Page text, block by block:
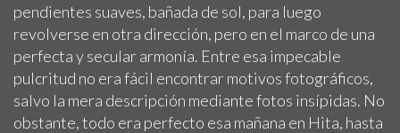
pendientes suaves, bañada de sol, para luego
revolverse en otra dirección, pero en el marco de una
perfecta y secular armonía. Entre esa impecable
pulcritud no era fácil encontrar motivos fotográficos,
salvo la mera descripción mediante fotos insípidas. No
obstante, todo era perfecto esa mañana en Hita, hasta